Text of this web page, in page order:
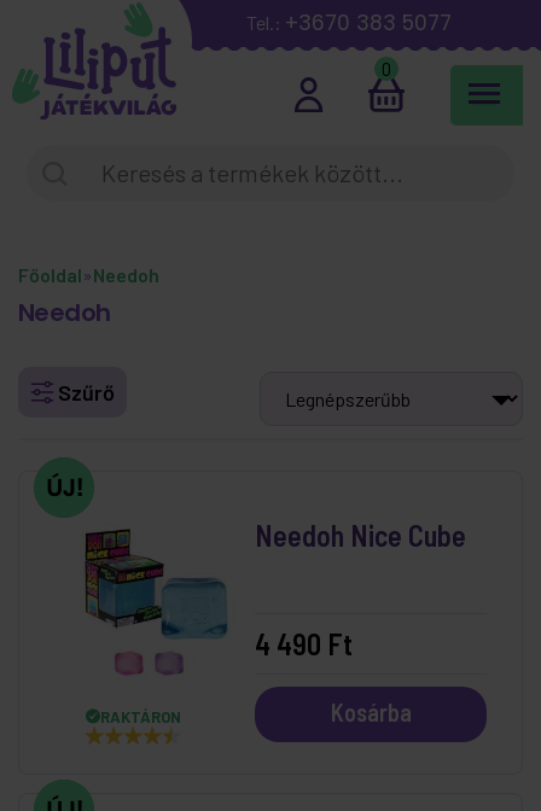
Tel.: +3670 383 5077
0
Főoldal»Needoh
Needoh
Szűrő
RAKTÁRON
Needoh Nice Cube
4 490 Ft
Kosárba